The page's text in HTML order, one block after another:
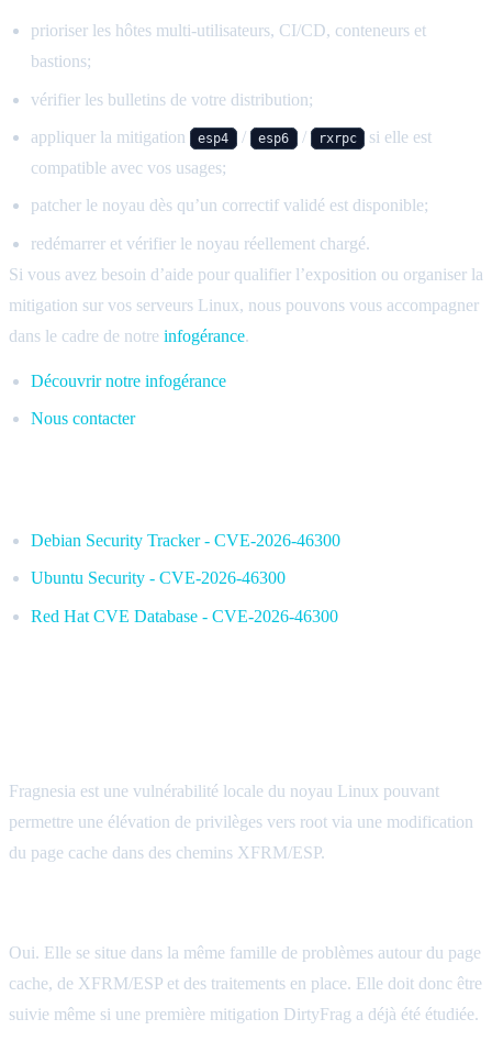
prioriser les hôtes multi-utilisateurs, CI/CD, conteneurs et
bastions;
vérifier les bulletins de votre distribution;
appliquer la mitigation esp4 / esp6 / rxrpc
si elle est
compatible avec vos usages;
patcher le noyau dès qu’un correctif validé est disponible;
redémarrer et vérifier le noyau réellement chargé.
Si vous avez besoin d’aide pour qualifier l’exposition ou organiser la
mitigation sur vos serveurs Linux, nous pouvons vous accompagner
dans le cadre de notre infogérance.
Découvrir notre infogérance
Nous contacter
Debian Security Tracker - CVE-2026-46300
Ubuntu Security - CVE-2026-46300
Red Hat CVE Database - CVE-2026-46300
Fragnesia est une vulnérabilité locale du noyau Linux pouvant
permettre une élévation de privilèges vers root via une modification
du page cache dans des chemins XFRM/ESP.
Oui. Elle se situe dans la même famille de problèmes autour du page
cache, de XFRM/ESP et des traitements en place. Elle doit donc être
suivie même si une première mitigation DirtyFrag a déjà été étudiée.